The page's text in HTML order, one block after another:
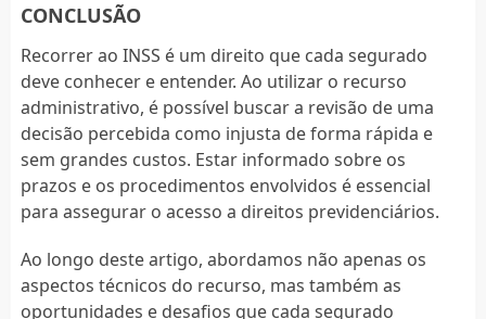
CONCLUSÃO
Recorrer ao INSS é um direito que cada segurado
deve conhecer e entender. Ao utilizar o recurso
administrativo, é possível buscar a revisão de uma
decisão percebida como injusta de forma rápida e
sem grandes custos. Estar informado sobre os
prazos e os procedimentos envolvidos é essencial
para assegurar o acesso a direitos previdenciários.
Ao longo deste artigo, abordamos não apenas os
aspectos técnicos do recurso, mas também as
oportunidades e desafios que cada segurado